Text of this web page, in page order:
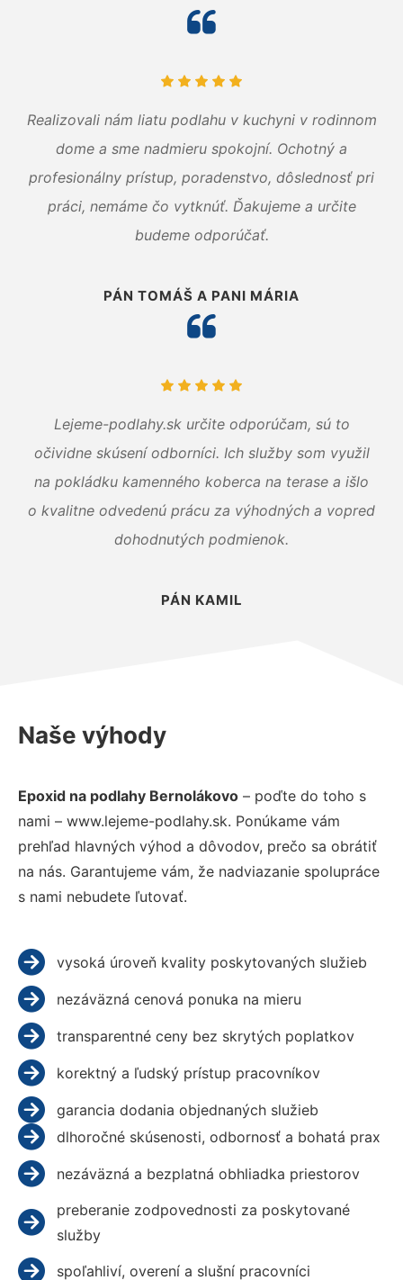
Realizovali nám liatu podlahu v kuchyni v rodinnom
dome a sme nadmieru spokojní. Ochotný a
profesionálny prístup, poradenstvo, dôslednosť pri
práci, nemáme čo vytknúť. Ďakujeme a určite
budeme odporúčať.
PÁN TOMÁŠ A PANI MÁRIA
Lejeme-podlahy.sk určite odporúčam, sú to
očividne skúsení odborníci. Ich služby som využil
na pokládku kamenného koberca na terase a išlo
o kvalitne odvedenú prácu za výhodných a vopred
dohodnutých podmienok.
PÁN KAMIL
Naše výhody
Epoxid na podlahy Bernolákovo – poďte do toho s
nami – www.lejeme-podlahy.sk. Ponúkame vám
prehľad hlavných výhod a dôvodov, prečo sa obrátiť
na nás. Garantujeme vám, že nadviazanie spolupráce
s nami nebudete ľutovať.
vysoká úroveň kvality poskytovaných služieb
nezáväzná cenová ponuka na mieru
transparentné ceny bez skrytých poplatkov
korektný a ľudský prístup pracovníkov
garancia dodania objednaných služieb
dlhoročné skúsenosti, odbornosť a bohatá prax
nezáväzná a bezplatná obhliadka priestorov
preberanie zodpovednosti za poskytované
služby
spoľahliví, overení a slušní pracovníci